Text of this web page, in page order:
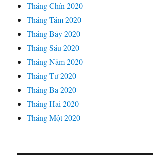
Tháng Chín 2020
Tháng Tám 2020
Tháng Bảy 2020
Tháng Sáu 2020
Tháng Năm 2020
Tháng Tư 2020
Tháng Ba 2020
Tháng Hai 2020
Tháng Một 2020